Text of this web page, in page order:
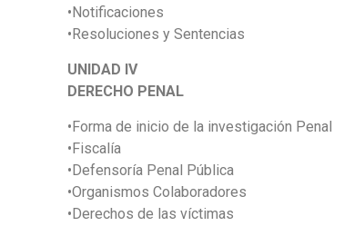
•Notificaciones
•Resoluciones y Sentencias
UNIDAD IV
DERECHO PENAL
•Forma de inicio de la investigación Penal
•Fiscalía
•Defensoría Penal Pública
•Organismos Colaboradores
•Derechos de las víctimas